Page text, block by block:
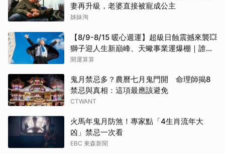
妻再升級，老婆直接被寵成公主
姊妹淘
【8/9-8/15 暖心週運】超級日蝕震撼來襲💥
獅子迎人生新巔峰、天蠍事業運爆棚｜誰將
逆襲成未來半年的大贏家？
開運算算
鬼月禁忌多？農曆七月鬼門開 命理師揭8
禁忌與真相：這項最應該避免
CTWANT
火馬年鬼月防煞！專家點「4生肖流年大
凶」禁忌一次看
EBC 東森新聞